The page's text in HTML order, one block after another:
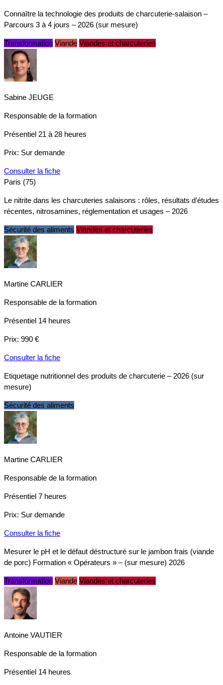
Connaître la technologie des produits de charcuterie-salaison –
Parcours 3 à 4 jours – 2026 (sur mesure)
Transformation Viande Viandes et charcuteries
Sabine JEUGE
Responsable de la formation
Présentiel 21 à 28 heures
Prix: Sur demande
Consulter la fiche
Paris (75)
Le nitrite dans les charcuteries salaisons : rôles, résultats d’études
récentes, nitrosamines, réglementation et usages – 2026
Sécurité des aliments Viandes et charcuteries
Martine CARLIER
Responsable de la formation
Présentiel 14 heures
Prix: 990 €
Consulter la fiche
Etiquetage nutritionnel des produits de charcuterie – 2026 (sur
mesure)
Sécurité des aliments
Martine CARLIER
Responsable de la formation
Présentiel 7 heures
Prix: Sur demande
Consulter la fiche
Mesurer le pH et le défaut déstructuré sur le jambon frais (viande
de porc) Formation « Opérateurs » – (sur mesure) 2026
Transformation Viande Viandes et charcuteries
Antoine VAUTIER
Responsable de la formation
Présentiel 14 heures